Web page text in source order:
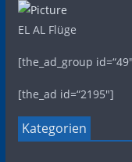
EL AL Flüge
[the_ad_group
[the_ad id=“2195″]
Kategorien